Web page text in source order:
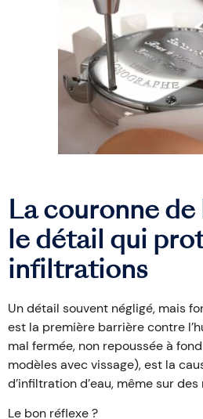
La couronne de
le détail qui
infiltrations
Un détail souvent négligé, mais
est la première barrière contre
mal fermée, non repoussée à
modèles avec vissage), est la
d’infiltration d’eau, même sur
Le bon réflexe ?